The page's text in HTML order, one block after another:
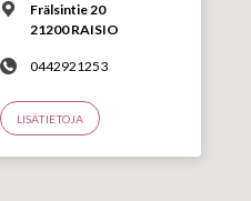
Frälsintie 20
21200 RAISIO
0442921253
LISÄTIETOJA